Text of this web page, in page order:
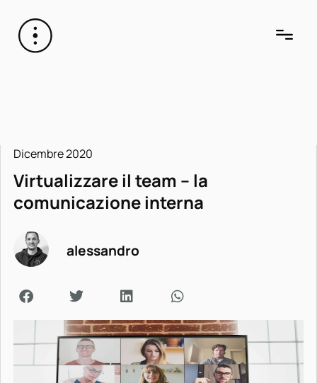
Dicembre 2020
Virtualizzare il team – la
comunicazione interna
alessandro